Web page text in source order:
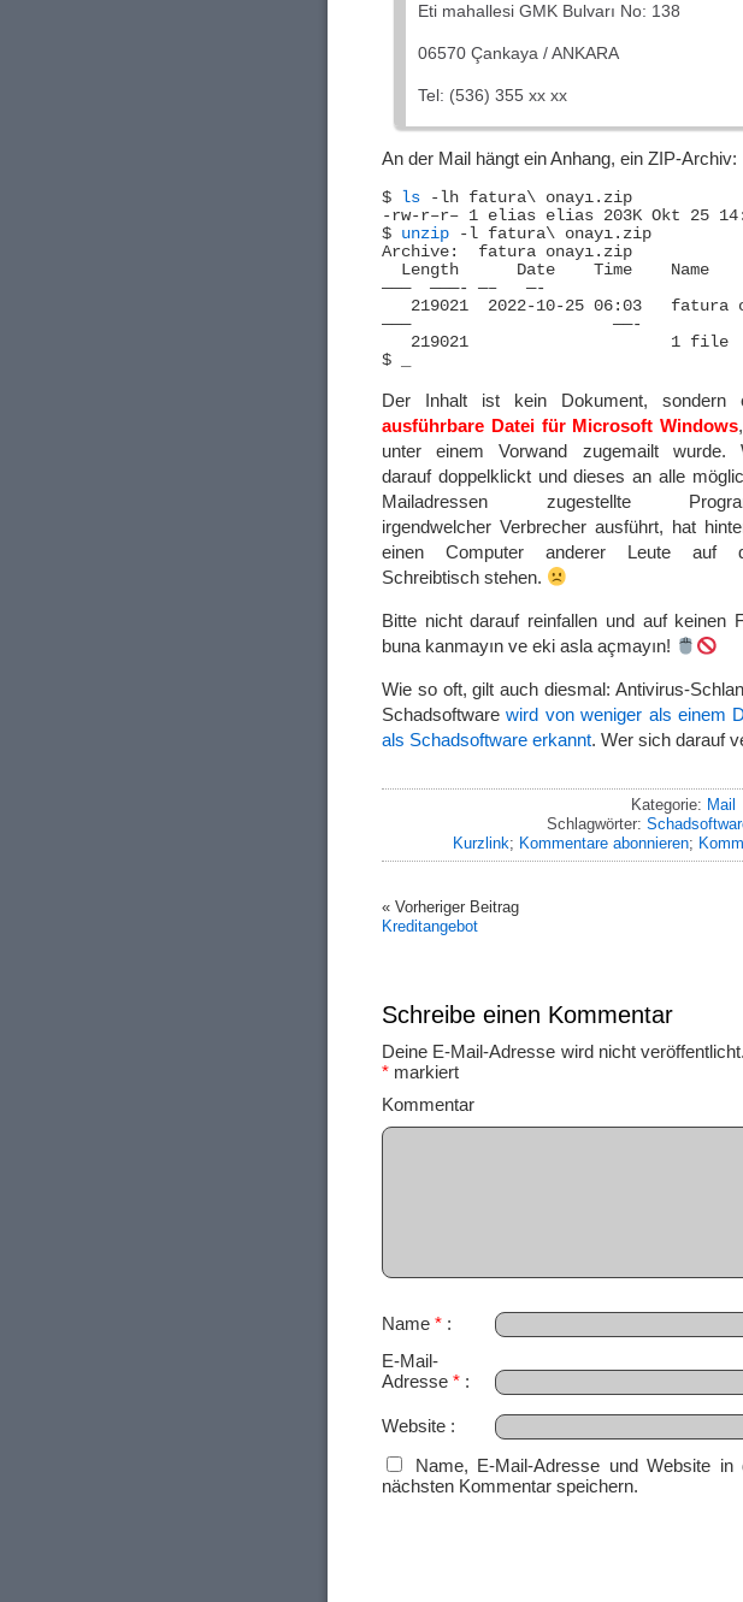
Eti mahallesi GMK Bulvarı No: 138
06570 Çankaya / ANKARA
Tel: (536) 355 xx xx
An der Mail hängt ein Anhang, ein ZIP-Archiv:
$ ls -lh fatura\ onayı.zip
-rw-r–r– 1 elias elias 203K Okt 25
$ unzip -l fatura\ onayı.zip
Archive:  fatura onayı.zip
  Length      Date    Time    Name
———  ———- —–   —-
219021  2022-10-25 06:03   fatura
———                     ——-
   219021                     1 file
Der Inhalt ist kein Dokument, sondern
ausführbare Datei für Microsoft Windows
unter einem Vorwand zugemailt wurde.
darauf doppelklickt und dieses an alle
Mailadressen zugestellte
irgendwelcher Verbrecher ausführt, hat
einen Computer anderer Leute auf
Schreibtisch stehen.
Bitte nicht darauf reinfallen und auf keinen
buna kanmayın ve eki asla açmayın!
Wie so oft, gilt auch diesmal: Antivirus-
Schadsoftwarewird von weniger als einem
als Schadsoftware erkannt. Wer sich darauf
Kategorie: Mail
Schlagwörter:
Kurzlink; Kommentare abonnieren;
« Vorheriger Beitrag
Kreditangebot
Schreibe einen Kommentar
Deine E-Mail-Adresse wird nicht veröffentlicht.
* markiert
Name *
E-Mail-
Adresse *
Website
Name, E-Mail-Adresse und Website
nächsten Kommentar speichern.